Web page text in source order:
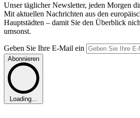
Unser täglicher Newsletter, jeden Morgen
Mit aktuellen Nachrichten aus den
Hauptstädten – damit Sie den Überblick
umsonst.
Geben Sie Ihre E-Mail ein
Abonnieren
Loading...